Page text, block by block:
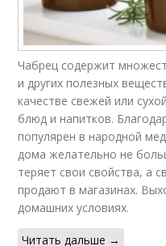
Чабрец содержит
и других полезных
качестве свежей или
блюд и напитков.
популярен в народной
дома желательно не
теряет свои свойства, а
продают в магазинах.
домашних условиях.
Читать дальше →